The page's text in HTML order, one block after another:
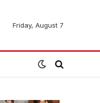
Friday, August 7